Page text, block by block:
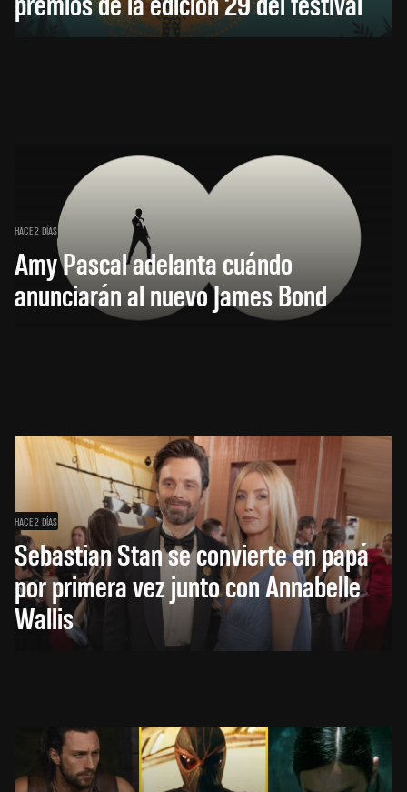
HACE 2 DÍAS
Amy Pascal adelanta cuándo
anunciarán al nuevo James Bond
HACE 2 DÍAS
Sebastian Stan se convierte en papá
por primera vez junto con Annabelle
Wallis